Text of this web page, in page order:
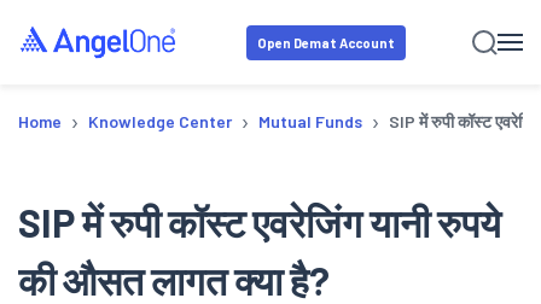
Open Demat Account
Home › Knowledge Center › Mutual Funds › SIP में रुपी कॉस्ट
SIP में रुपी कॉस्ट एवरेजिंग यानी रुपये
की औसत लागत क्या है?